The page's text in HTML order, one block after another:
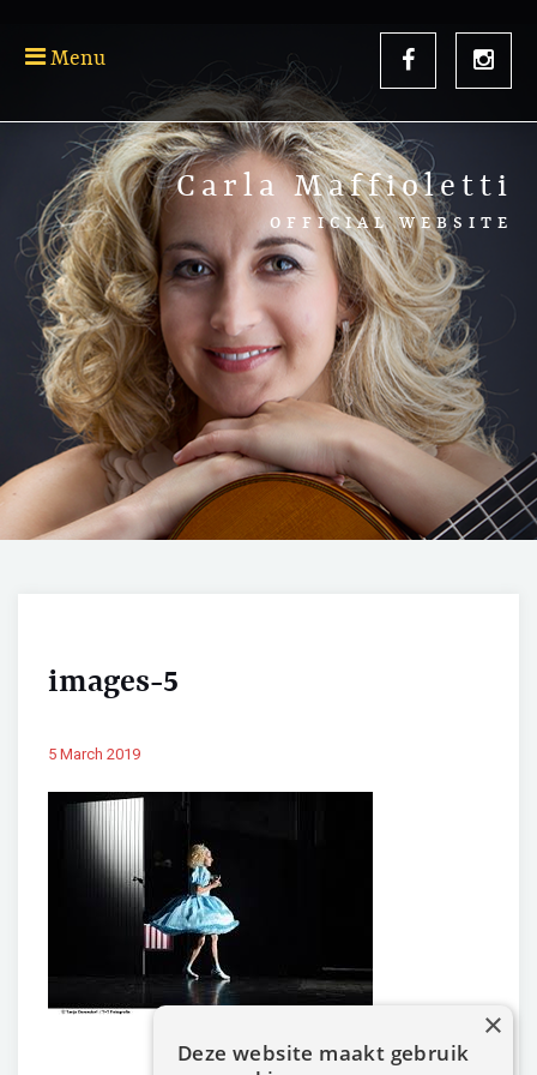
Menu
Carla Maffioletti
OFFICIAL WEBSITE
images-5
5 March 2019
Deze website maakt gebruik
×